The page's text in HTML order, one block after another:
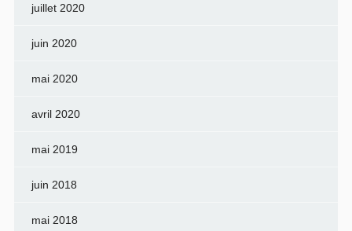
juillet 2020
juin 2020
mai 2020
avril 2020
mai 2019
juin 2018
mai 2018